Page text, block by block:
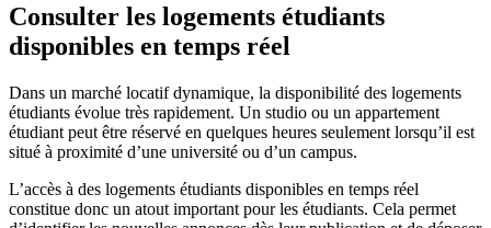
Consulter les logements étudiants
disponibles en temps réel
Dans un marché locatif dynamique, la disponibilité des logements
étudiants évolue très rapidement. Un studio ou un appartement
étudiant peut être réservé en quelques heures seulement lorsqu’il est
situé à proximité d’une université ou d’un campus.
L’accès à des logements étudiants disponibles en temps réel
constitue donc un atout important pour les étudiants. Cela permet